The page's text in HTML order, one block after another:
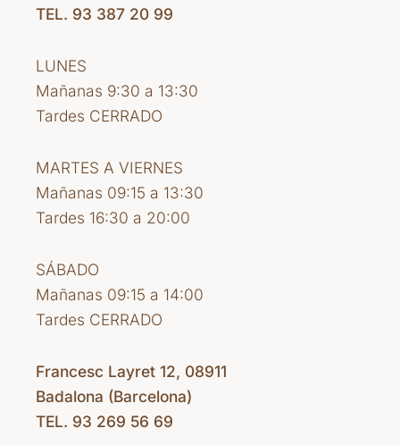
TEL. 93 387 20 99
LUNES
Mañanas 9:30 a 13:30
Tardes CERRADO
MARTES A VIERNES
Mañanas 09:15 a 13:30
Tardes 16:30 a 20:00
SÁBADO
Mañanas 09:15 a 14:00
Tardes CERRADO
Francesc Layret 12, 08911
Badalona (Barcelona)
TEL. 93 269 56 69